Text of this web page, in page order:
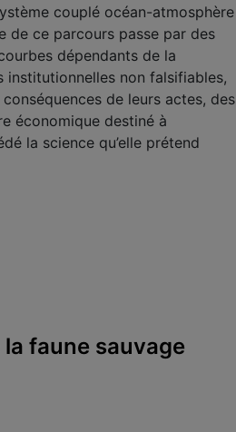
couplé océan-atmosphère
de ce parcours passe par des
dépendants de la
institutionnelles non falsifiables,
de leurs actes, des
économique destiné à
la science qu’elle prétend
la faune sauvage